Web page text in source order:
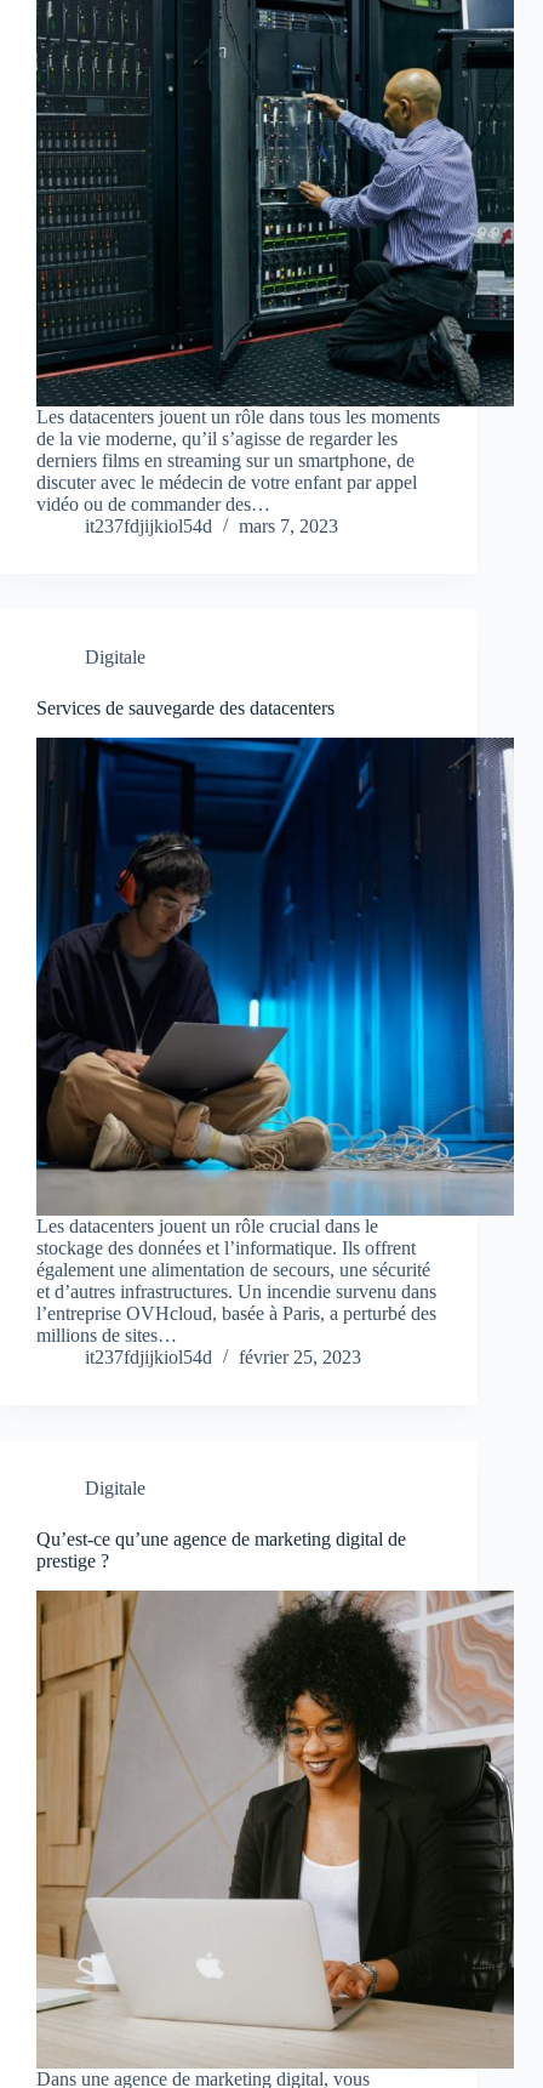
Les datacenters jouent un rôle dans tous les moments
de la vie moderne, qu’il s’agisse de regarder les
derniers films en streaming sur un smartphone, de
discuter avec le médecin de votre enfant par appel
vidéo ou de commander des…
it237fdjijkiol54d
mars 7, 2023
Digitale
Services de sauvegarde des datacenters
Les datacenters jouent un rôle crucial dans le
stockage des données et l’informatique. Ils offrent
également une alimentation de secours, une sécurité
et d’autres infrastructures. Un incendie survenu dans
l’entreprise OVHcloud, basée à Paris, a perturbé des
millions de sites…
it237fdjijkiol54d
février 25, 2023
Digitale
Qu’est-ce qu’une agence de marketing digital de
prestige ?
Dans une agence de marketing digital, vous